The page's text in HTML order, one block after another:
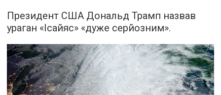
Президент США Дональд Трамп назвав
ураган «Ісайяс» «дуже серйозним».